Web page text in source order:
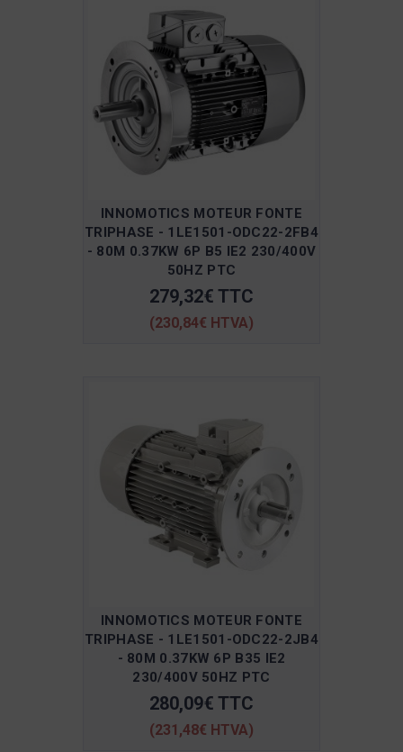
INNOMOTICS MOTEUR FONTE
TRIPHASE - 1LE1501-ODC22-2FB4
- 80M 0.37KW 6P B5 IE2 230/400V
50HZ PTC
279,32€ TTC
(230,84€ HTVA)
INNOMOTICS MOTEUR FONTE
TRIPHASE - 1LE1501-ODC22-2JB4
- 80M 0.37KW 6P B35 IE2
230/400V 50HZ PTC
280,09€ TTC
(231,48€ HTVA)